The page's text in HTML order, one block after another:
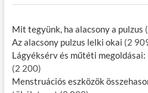
Mit tegyünk, ha alacsony a pulzus
Az alacsony pulzus lelki okai (2
Lágyéksérv és műtéti
(2 200)
Menstruációs eszközök